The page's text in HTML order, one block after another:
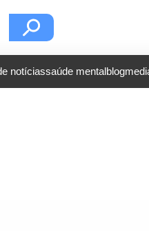
notíciassaúde mentalblog